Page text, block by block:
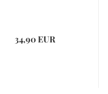
34,90 EUR